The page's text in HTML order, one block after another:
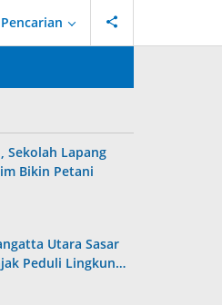
Pencarian
Sekolah Lapang
Bikin Petani
Utara Sasar
Peduli Lingkun…